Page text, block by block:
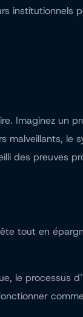
institutionnels
Imaginez un
le
des preuves
tout en
le processus